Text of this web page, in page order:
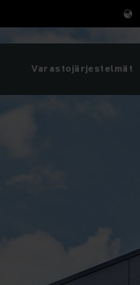
Varastojärjestelmät